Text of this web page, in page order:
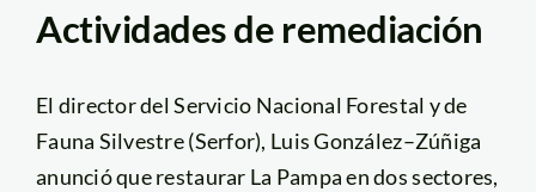
Actividades de remediación
El director del Servicio Nacional Forestal y de
Fauna Silvestre (Serfor), Luis González–Zúñiga
anunció que restaurar La Pampa en dos sectores,